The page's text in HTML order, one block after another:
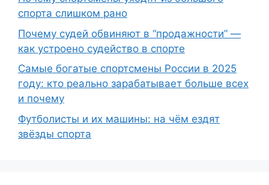
спорта слишком рано
Почему судей обвиняют в “продажности” —
как устроено судейство в спорте
Самые богатые спортсмены России в 2025
году: кто реально зарабатывает больше всех
и почему
Футболисты и их машины: на чём ездят
звёзды спорта